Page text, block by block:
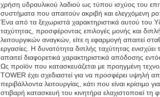
χρήση υδραυλικού λαδιού ως τύπου ισχύος του
συστήματα που απαιτούν ακριβή και ελεγχόμενη
Ένα από τα ξεχωριστά χαρακτηριστικά αυτού του
ταχύτητας, προσφέροντας επιλογές μονής και
λειτουργικών αναγκών, είτε η εφαρμογή απαιτεί
εργασίες. Η δυνατότητα διπλής ταχύτητας
απαιτεί διαφορετικά χαρακτηριστικά απόδοσης
Ως προϊόν που κατασκευάζεται με προηγμένη
TOWER έχει σχεδιαστεί για να προσφέρει υψηλή
περιβάλλοντα λειτουργίας, κάτι που είναι
στιβαρή κατασκευή του κινητήρα ελαχιστοποιεί